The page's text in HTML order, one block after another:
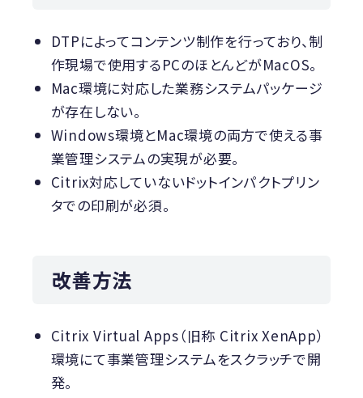
DTPによってコンテンツ制作を行っており、制
作現場で使用するPCのほとんどがMacOS。
Mac環境に対応した業務システムパッケージ
が存在しない。
Windows環境とMac環境の両方で使える事
業管理システムの実現が必要。
Citrix対応していないドットインパクトプリン
タでの印刷が必須。
改善方法
Citrix Virtual Apps（旧称 Citrix XenApp）
環境にて事業管理システムをスクラッチで開
発。